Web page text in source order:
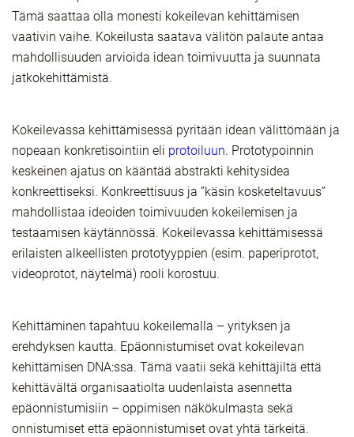
Tämä saattaa olla monesti kokeilevan kehittämisen
vaativin vaihe. Kokeilusta saatava välitön palaute antaa
mahdollisuuden arvioida idean toimivuutta ja suunnata
jatkokehittämistä.
Kokeilevassa kehittämisessä pyritään idean välittömään ja
nopeaan konkretisointiin eli protoiluun. Prototypoinnin
keskeinen ajatus on kääntää abstrakti kehitysidea
konkreettiseksi. Konkreettisuus ja ”käsin kosketeltavuus”
mahdollistaa ideoiden toimivuuden kokeilemisen ja
testaamisen käytännössä. Kokeilevassa kehittämisessä
erilaisten alkeellisten prototyyppien (esim. paperiprotot,
videoprotot, näytelmä) rooli korostuu.
Kehittäminen tapahtuu kokeilemalla – yrityksen ja
erehdyksen kautta. Epäonnistumiset ovat kokeilevan
kehittämisen DNA:ssa. Tämä vaatii sekä kehittäjiltä että
kehittävältä organisaatiolta uudenlaista asennetta
epäonnistumisiin – oppimisen näkökulmasta sekä
onnistumiset että epäonnistumiset ovat yhtä tärkeitä.